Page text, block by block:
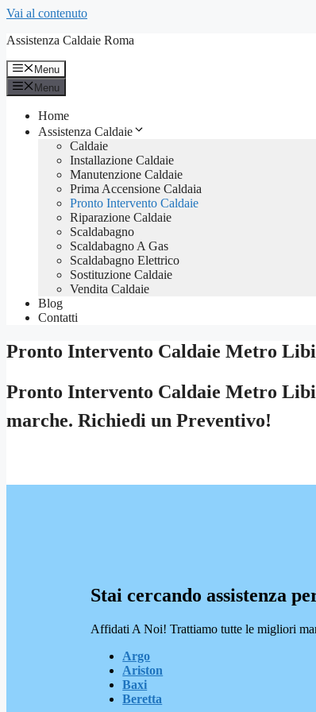
Vai al contenuto
Assistenza Caldaie Roma
Menu
Menu
Home
Assistenza Caldaie
Caldaie
Installazione Caldaie
Manutenzione Caldaie
Prima Accensione Caldaia
Pronto Intervento Caldaie
Riparazione Caldaie
Scaldabagno
Scaldabagno A Gas
Scaldabagno Elettrico
Sostituzione Caldaie
Vendita Caldaie
Blog
Contatti
Pronto Intervento Caldaie Metro
Pronto Intervento Caldaie Metro
marche. Richiedi un Preventivo!
Stai cercando assistenza
Affidati A Noi! Trattiamo tutte le migliori
Argo
Ariston
Baxi
Beretta